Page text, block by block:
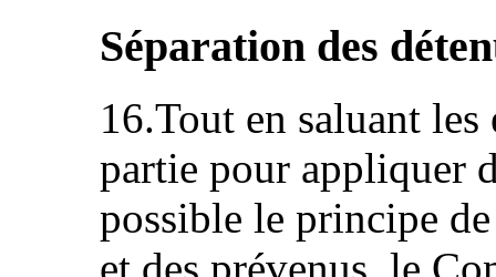
Séparation des
16.Tout en saluant
partie pour appliquer
possible le principe